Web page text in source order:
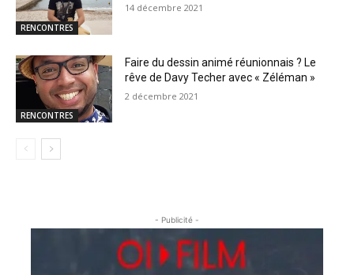
RENCONTRES
14 décembre 2021
RENCONTRES
Faire du dessin animé réunionnais ? Le
rêve de Davy Techer avec « Zéléman »
2 décembre 2021
- Publicité -